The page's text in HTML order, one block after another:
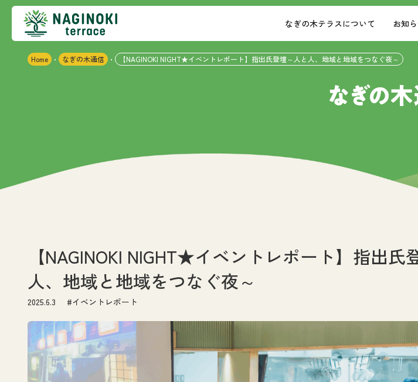
なぎの木テラスについて お知
Home ・ なぎの木通信 ・ 【NAGINOKI NIGHT★イベントレポート】指出氏登壇～人と人、地域と地域をつなぐ夜～
【NAGINOKI NIGHT★イベントレポート】指出氏
人、地域と地域をつなぐ夜～
2025.6.3 #イベントレポート